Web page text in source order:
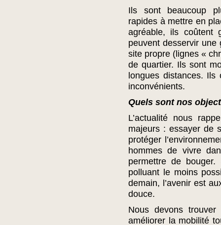
Ils sont beaucoup
rapides à mettre en
agréable, ils coûtent
peuvent desservir une
site propre (lignes «
de quartier. Ils sont
longues distances.
inconvénients.
Quels sont nos
L’actualité nous
majeurs : essayer de
protéger
hommes de vivre
permettre de
polluant le moins
demain, l’avenir est
douce.
Nous devons
améliorer la mobilité